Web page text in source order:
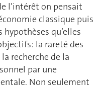
l’intérêt on pensait
classique puis
qu’elles
la rareté des
recherche de la
par une
Non seulement